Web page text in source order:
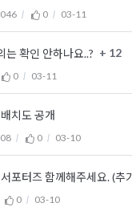
0 03-11
는 확인 안하나요..? + 12
0 03-11
치도 공개
0 03-10
포터즈 함께해주세요. (추
0 03-10